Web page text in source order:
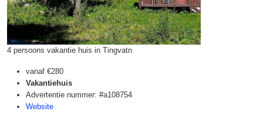
4 persoons vakantie huis in Tingvatn
vanaf €280
Vakantiehuis
Advertentie nummer: #a108754
Website